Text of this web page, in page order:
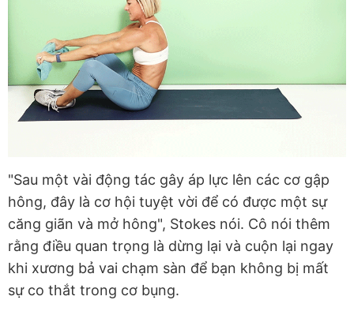
"Sau một vài động tác gây áp lực lên các cơ gập
hông, đây là cơ hội tuyệt vời để có được một sự
căng giãn và mở hông", Stokes nói. Cô nói thêm
rằng điều quan trọng là dừng lại và cuộn lại ngay
khi xương bả vai chạm sàn để bạn không bị mất
sự co thắt trong cơ bụng.